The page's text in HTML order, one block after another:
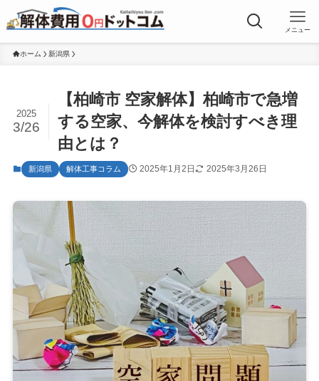
メニュー
ホーム 新潟県
【柏崎市 空家解体】柏崎市で急増
する空家、今解体を検討すべき理
由とは？
2025
3/26
新潟県 解体工事コラム 2025年1月2日 2025年3月26日